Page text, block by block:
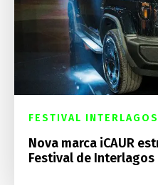
FESTIVAL INTERLAGOS
Nova marca iCAUR
Festival de Interlagos